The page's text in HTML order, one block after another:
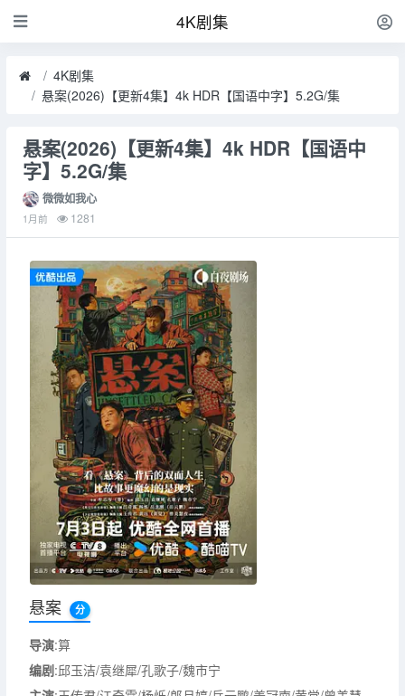
4K剧集
4K剧集
悬案(2026)【更新4集】4k HDR【国语中字】5.2G/集
悬案(2026)【更新4集】4k HDR【国语中
字】5.2G/集
微微如我心
1月前 1281
悬案 分
导演:算
编剧:邱玉洁/袁继犀/孔歌子/魏市宁